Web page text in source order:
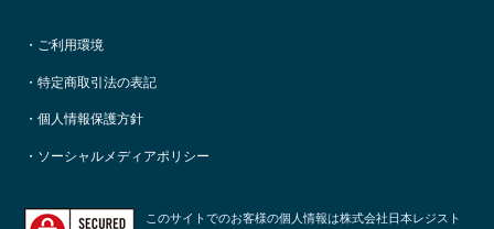
・ご利用環境
・特定商取引法の表記
・個人情報保護方針
・ソーシャルメディアポリシー
このサイトでのお客様の個人情報は株式会社日本レジスト